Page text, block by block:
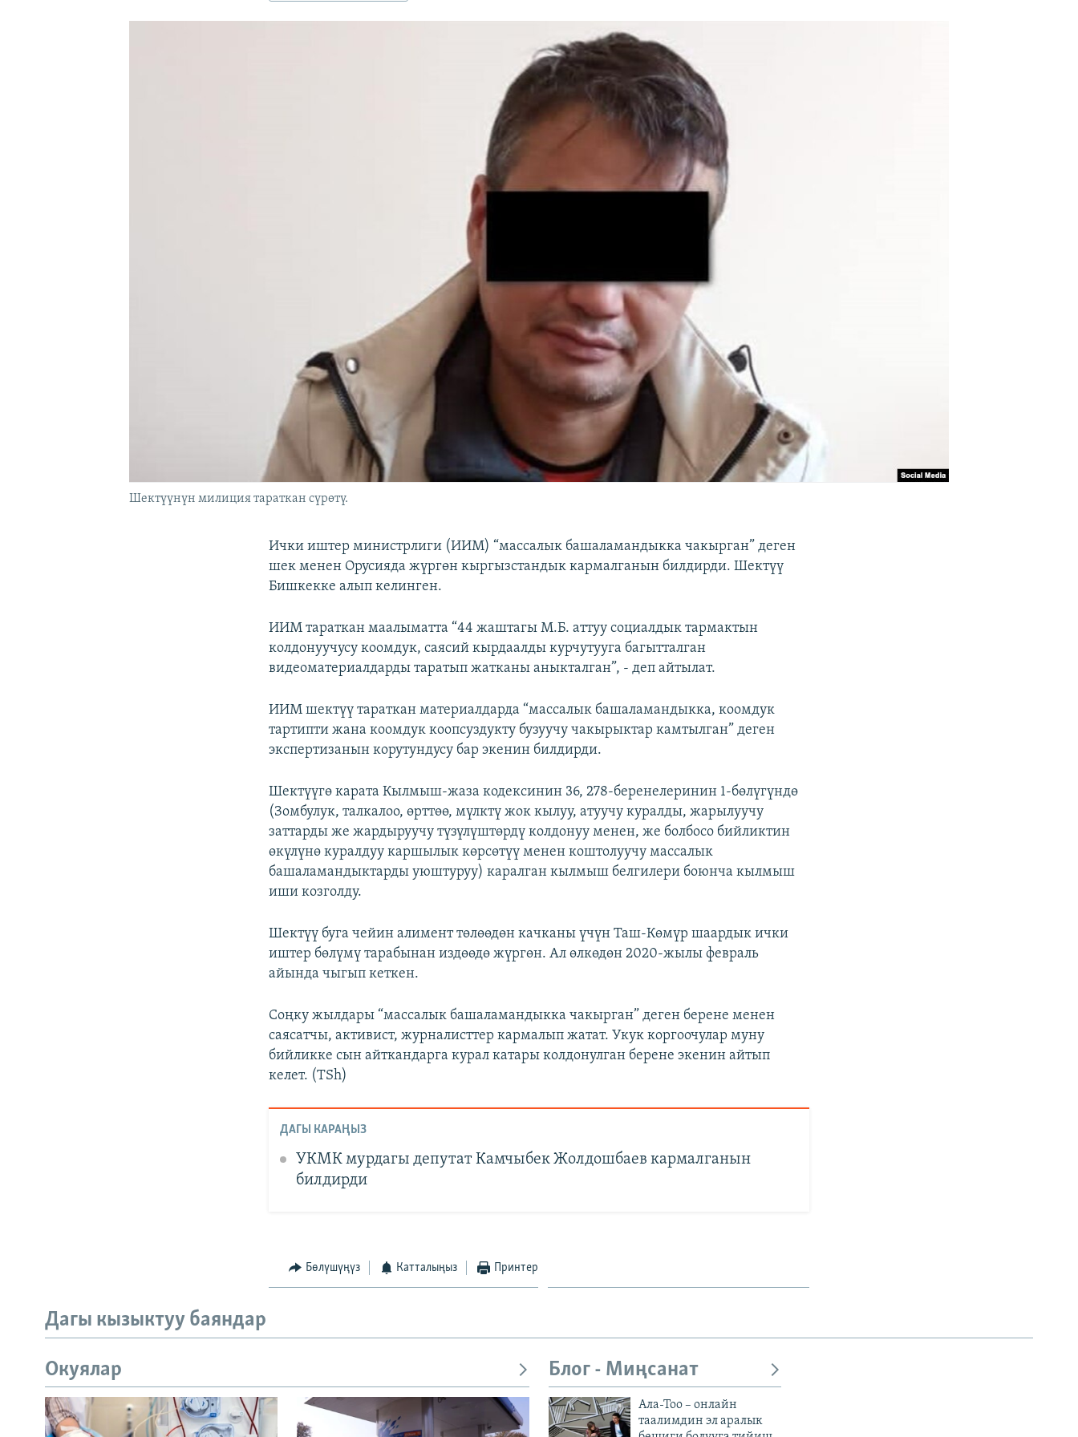
Шектүүнүн милиция тараткан сүрөтү.
Ички иштер министрлиги (ИИМ) “массалык башаламандыкка чакырган” деген
шек менен Орусияда жүргөн кыргызстандык кармалганын билдирди. Шектүү
Бишкекке алып келинген.
ИИМ тараткан маалыматта “44 жаштагы М.Б. аттуу социалдык тармактын
колдонуучусу коомдук, саясий кырдаалды курчутууга багытталган
видеоматериалдарды таратып жатканы аныкталган”, - деп айтылат.
ИИМ шектүү тараткан материалдарда “массалык башаламандыкка, коомдук
тартипти жана коомдук коопсуздукту бузуучу чакырыктар камтылган” деген
экспертизанын корутундусу бар экенин билдирди.
Шектүүгө карата Кылмыш-жаза кодексинин 36, 278-беренелеринин 1-бөлүгүндө
(Зомбулук, талкалоо, өрттөө, мүлктү жок кылуу, атуучу куралды, жарылуучу
заттарды же жардыруучу түзүлүштөрдү колдонуу менен, же болбосо бийликтин
өкүлүнө куралдуу каршылык көрсөтүү менен коштолуучу массалык
башаламандыктарды уюштуруу) каралган кылмыш белгилери боюнча кылмыш
иши козголду.
Шектүү буга чейин алимент төлөөдөн качканы үчүн Таш-Көмүр шаардык ички
иштер бөлүмү тарабынан издөөдө жүргөн. Ал өлкөдөн 2020-жылы февраль
айында чыгып кеткен.
Соңку жылдары “массалык башаламандыкка чакырган” деген берене менен
саясатчы, активист, журналисттер кармалып жатат. Укук коргоочулар муну
бийликке сын айткандарга курал катары колдонулган берене экенин айтып
келет. (TSh)
ДАГЫ КАРАҢЫЗ
УКМК мурдагы депутат Камчыбек Жолдошбаев кармалганын
билдирди
Бөлүшүңүз Катталыңыз Принтер
Дагы кызыктуу баяндар
Окуялар Блог - Миңсанат
Ала-Тоо – онлайн
таалимдин эл аралык